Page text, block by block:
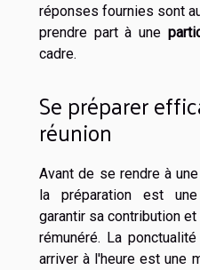
réponses fournies sont
prendre part à une
cadre.
Se préparer
réunion
Avant de se rendre à
la préparation est
garantir sa contribution
rémunéré. La
arriver à l'heure est une